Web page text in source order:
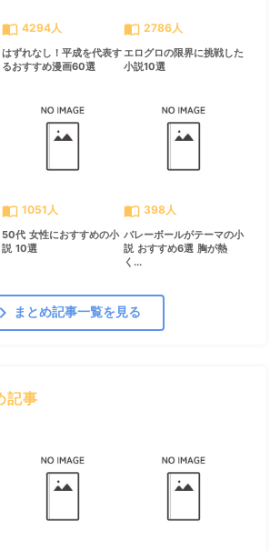
import_contacts 4294人
はずれなし！平成を代表す
るおすすめ漫画60選
import_contacts 2786人
エログロの限界に挑戦した
小説10選
import_contacts 1051人
50代 女性におすすめの小
説 10選
import_contacts 398人
バレーボールがテーマの小
説 おすすめ6選 胸が熱
く...
chevron_right まとめ記事一覧を見る
記事